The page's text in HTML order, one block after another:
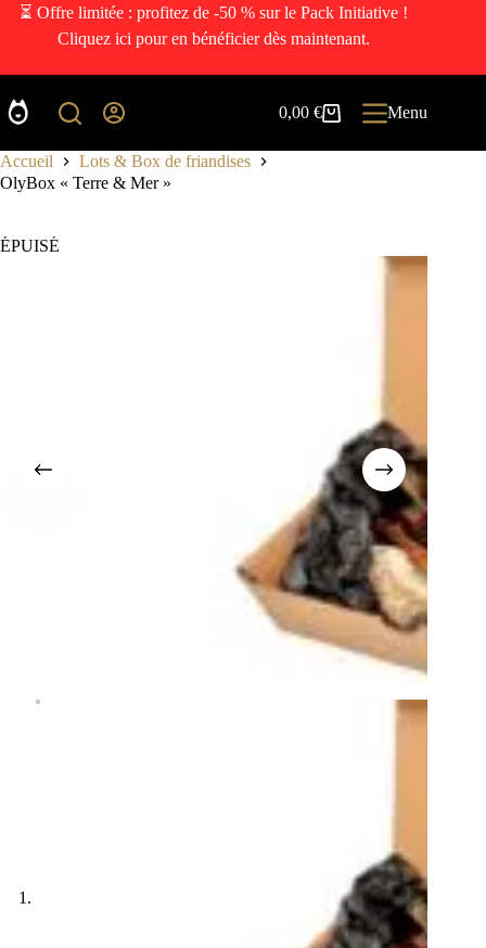
⏳ Offre limitée : profitez de -50 % sur le Pack Initiative !
Cliquez ici pour en bénéficier dès maintenant.
0,00€ Menu
Accueil
Lots & Box de friandises
OlyBox « Terre & Mer »
ÉPUISÉ